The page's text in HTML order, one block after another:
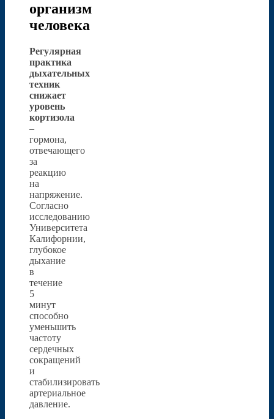
организм
человека
Регулярная
практика
дыхательных
техник
снижает
уровень
кортизола
–
гормона,
отвечающего
за
реакцию
на
напряжение.
Согласно
исследованию
Университета
Калифорнии,
глубокое
дыхание
в
течение
5
минут
способно
уменьшить
частоту
сердечных
сокращений
и
стабилизировать
артериальное
давление.